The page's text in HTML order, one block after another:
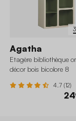
Agatha
Etagère bibliothèque
décor bois bicolore 8
4.7 (12)